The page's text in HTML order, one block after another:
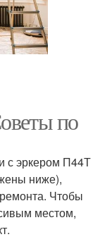
по
с эркером П44Т
ниже),
Чтобы
местом,